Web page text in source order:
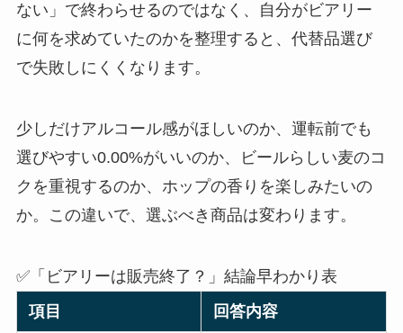
ない」で終わらせるのではなく、自分がビアリー
に何を求めていたのかを整理すると、代替品選び
で失敗しにくくなります。
少しだけアルコール感がほしいのか、運転前でも
選びやすい0.00%がいいのか、ビールらしい麦のコ
クを重視するのか、ホップの香りを楽しみたいの
か。この違いで、選ぶべき商品は変わります。
✅「ビアリーは販売終了？」結論早わかり表
項目
回答内容